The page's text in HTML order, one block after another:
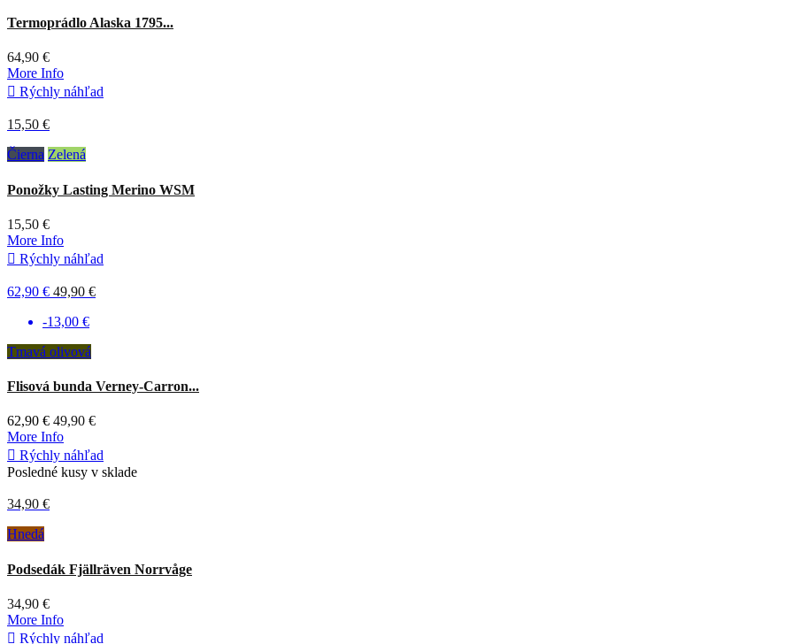
Termoprádlo Alaska 1795...
64,90 €
More Info
 Rýchly náhľad
15,50 €
Čierna Zelená
Ponožky Lasting Merino WSM
15,50 €
More Info
 Rýchly náhľad
62,90 € 49,90 €
-13,00 €
Tmavá olivová
Flisová bunda Verney-Carron...
62,90 € 49,90 €
More Info
 Rýchly náhľad
Posledné kusy v sklade
34,90 €
Hnedá
Podsedák Fjällräven Norrvåge
34,90 €
More Info
 Rýchly náhľad